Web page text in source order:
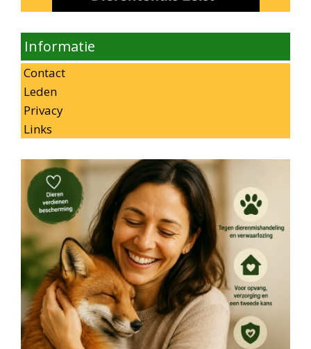
Informatie
Contact
Leden
Privacy
Links